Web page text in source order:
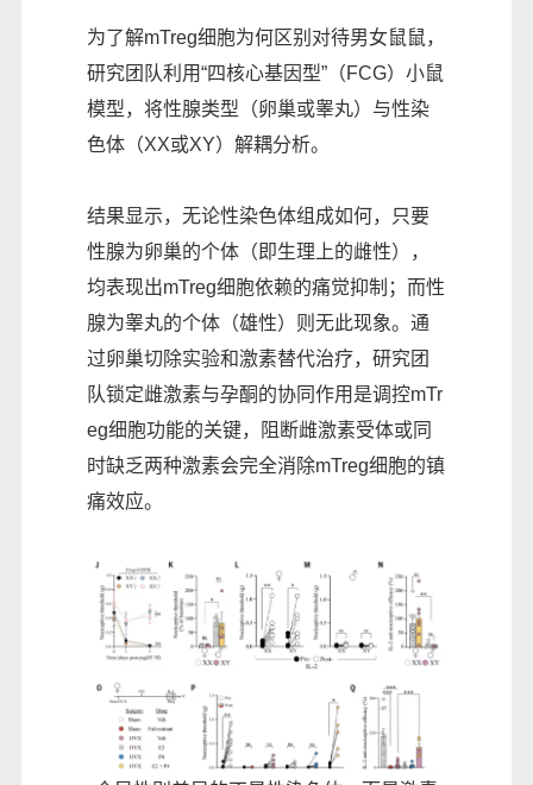
为了解mTreg细胞为何区别对待男女鼠鼠，
研究团队利用“四核心基因型”（FCG）小鼠
模型，将性腺类型（卵巢或睾丸）与性染
色体（XX或XY）解耦分析。
结果显示，无论性染色体组成如何，只要
性腺为卵巢的个体（即生理上的雌性），
均表现出mTreg细胞依赖的痛觉抑制；而性
腺为睾丸的个体（雄性）则无此现象。通
过卵巢切除实验和激素替代治疗，研究团
队锁定雌激素与孕酮的协同作用是调控mTr
eg细胞功能的关键，阻断雌激素受体或同
时缺乏两种激素会完全消除mTreg细胞的镇
痛效应。